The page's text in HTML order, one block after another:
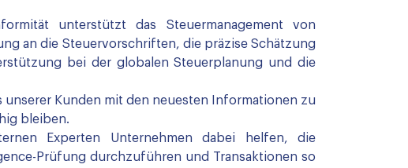
unterstützt das Steuermanagement von
an die Steuervorschriften, die präzise Schätzung
bei der globalen Steuerplanung und die
Kunden mit den neuesten Informationen zu
bleiben.
Experten Unternehmen dabei helfen, die
Prüfung durchzuführen und Transaktionen so